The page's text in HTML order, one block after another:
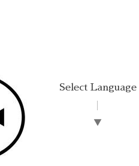
Select Language
▼